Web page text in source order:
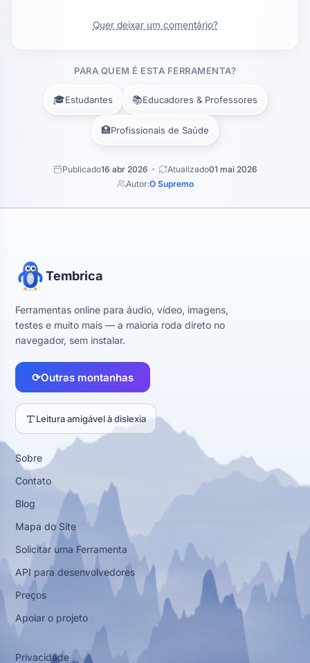
Quer deixar um comentário?
PARA QUEM É ESTA FERRAMENTA?
🎓Estudantes 📚Educadores & Professores
🏥Profissionais de Saúde
Publicado16 abr 2026 Atualizado01 mai 2026
Autor:O Supremo
Tembrica
Ferramentas online para áudio, vídeo, imagens,
testes e muito mais — a maioria roda direto no
navegador, sem instalar.
⟳Outras montanhas
Leitura amigável à dislexia
Sobre
Contato
Blog
Mapa do Site
Solicitar uma Ferramenta
API para desenvolvedores
Preços
Apoiar o projeto
Privacidade